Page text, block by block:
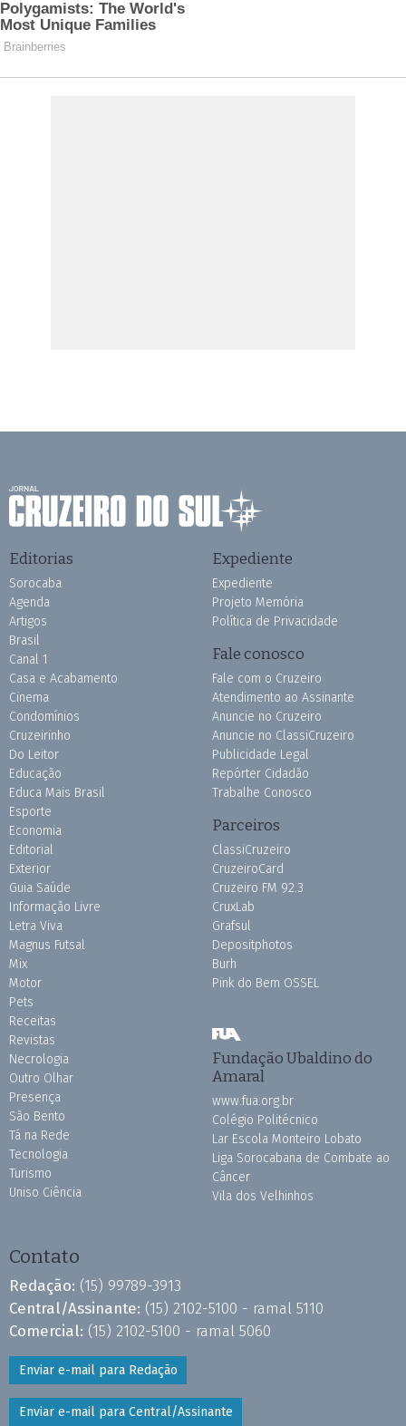
Editorias
Sorocaba
Agenda
Artigos
Brasil
Canal 1
Casa e Acabamento
Cinema
Condomínios
Cruzeirinho
Do Leitor
Educação
Educa Mais Brasil
Esporte
Economia
Editorial
Exterior
Guia Saúde
Informação Livre
Letra Viva
Magnus Futsal
Mix
Motor
Pets
Receitas
Revistas
Necrologia
Outro Olhar
Presença
São Bento
Tá na Rede
Tecnologia
Turismo
Uniso Ciência
Expediente
Expediente
Projeto Memória
Política de Privacidade
Fale conosco
Fale com o Cruzeiro
Atendimento ao Assinante
Anuncie no Cruzeiro
Anuncie no ClassiCruzeiro
Publicidade Legal
Repórter Cidadão
Trabalhe Conosco
Parceiros
ClassiCruzeiro
CruzeiroCard
Cruzeiro FM 92.3
CruxLab
Grafsul
Depositphotos
Burh
Pink do Bem OSSEL
Fundação Ubaldino do
Amaral
www.fua.org.br
Colégio Politécnico
Lar Escola Monteiro Lobato
Liga Sorocabana de Combate ao
Câncer
Vila dos Velhinhos
Contato
Redação: (15) 99789-3913
Central/Assinante: (15) 2102-5100 - ramal 5110
Comercial: (15) 2102-5100 - ramal 5060
Enviar e-mail para Redação
Enviar e-mail para Central/Assinante